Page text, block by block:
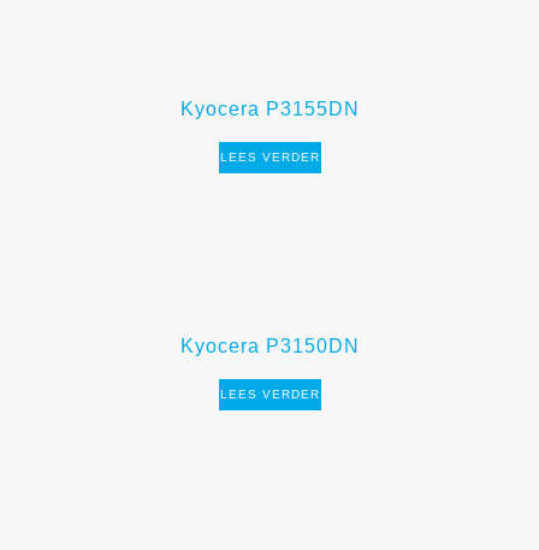
Kyocera P3155DN
LEES VERDER
Kyocera P3150DN
LEES VERDER